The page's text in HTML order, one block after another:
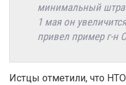
минимальный
1 мая он
привел пример г-н
Истцы отметили, что